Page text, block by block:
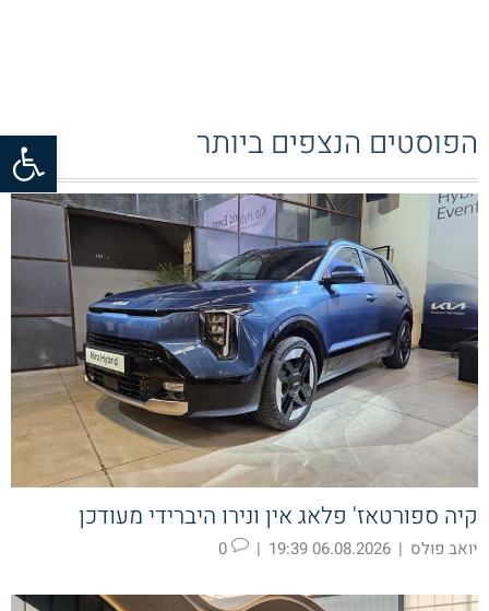
פתח הפוסטים הנצפים ביותר
קיה ספורטאז' פלאג אין ונירו היברידי מעודכן
יואב פולס |
06.08.2026 19:39
|